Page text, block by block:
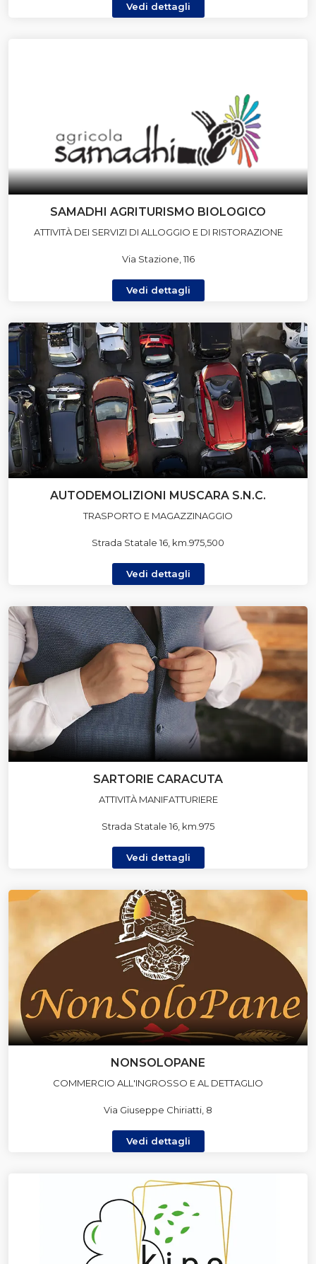
Vedi dettagli
SAMADHI AGRITURISMO BIOLOGICO
ATTIVITÀ DEI SERVIZI DI ALLOGGIO E DI RISTORAZIONE
Via Stazione, 116
Vedi dettagli
AUTODEMOLIZIONI MUSCARA S.N.C.
TRASPORTO E MAGAZZINAGGIO
Strada Statale 16, km.975,500
Vedi dettagli
SARTORIE CARACUTA
ATTIVITÀ MANIFATTURIERE
Strada Statale 16, km.975
Vedi dettagli
NONSOLOPANE
COMMERCIO ALL'INGROSSO E AL DETTAGLIO
Via Giuseppe Chiriatti, 8
Vedi dettagli